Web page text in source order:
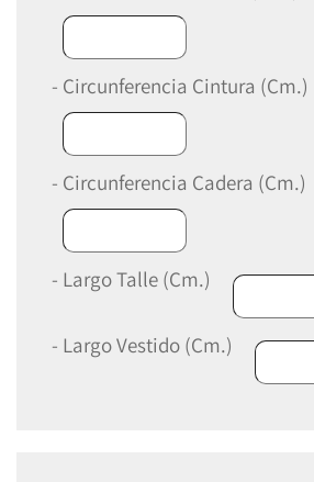
- Circunferencia Cintura (Cm.)
- Circunferencia Cadera (Cm.)
- Largo Talle (Cm.)
- Largo Vestido (Cm.)